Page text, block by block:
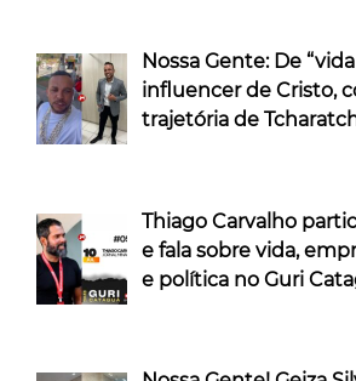
Nossa Gente: De
influencer de Cristo,
trajetória de
Thiago Carvalho
e fala sobre vida,
e política no Guri